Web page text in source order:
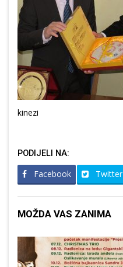
kinezi
PODIJELI NA:
Facebook Twitter
MOŽDA VAS ZANIMA